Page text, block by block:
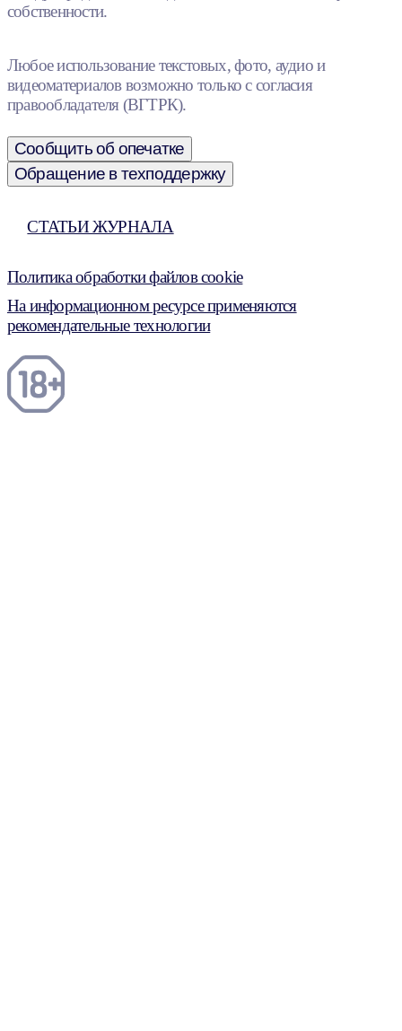
собственности.
Любое использование текстовых, фото, аудио и
видеоматериалов возможно только с согласия
правообладателя (ВГТРК).
Сообщить об опечатке
Обращение в техподдержку
СТАТЬИ ЖУРНАЛА
Политика обработки файлов cookie
На информационном ресурсе применяются
рекомендательные технологии